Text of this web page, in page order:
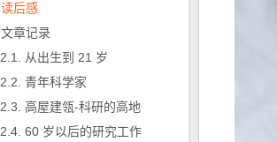
读后感
文章记录
从出生到 21 岁
青年科学家
高屋建瓴-科研的高地
60 岁以后的研究工作